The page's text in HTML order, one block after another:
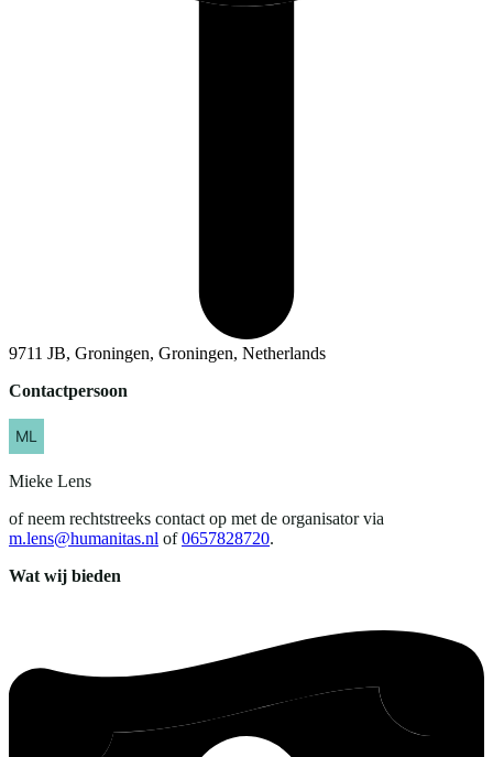
9711 JB, Groningen, Groningen, Netherlands
Contactpersoon
Mieke Lens
of neem rechtstreeks contact op met de organisator via
m.lens@humanitas.nl of 0657828720.
Wat wij bieden